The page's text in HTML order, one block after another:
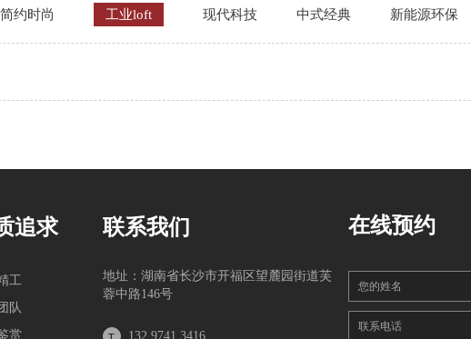
简约时尚 工业loft 现代科技 中式经典 新能源环保
追求
工
队
赏
联系我们
地址：湖南省长沙市开福区望麓园街道芙
蓉中路146号
132 9741 3416
在线预约
您的姓名
联系电话